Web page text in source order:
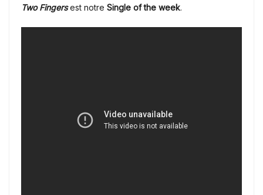
Two Fingersest notre Single of the week.